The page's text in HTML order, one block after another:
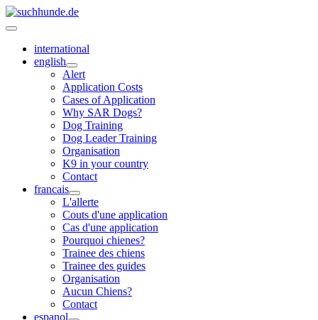
international
english
Alert
Application Costs
Cases of Application
Why SAR Dogs?
Dog Training
Dog Leader Training
Organisation
K9 in your country
Contact
francais
L'allerte
Couts d'une application
Cas d'une application
Pourquoi chienes?
Trainee des chiens
Trainee des guides
Organisation
Aucun Chiens?
Contact
espanol